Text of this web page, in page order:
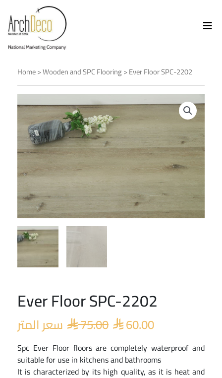
Home>Wooden and SPC Flooring> Ever Floor SPC-2202
Ever Floor SPC-2202
75.00
Original
price
was:
 75.00.
60.00
Current
price
is:
 60.00.
Spc Ever Floor floors are completely waterproof and
suitable for use in kitchens and bathrooms
It is characterized by its high quality, as it is heat and